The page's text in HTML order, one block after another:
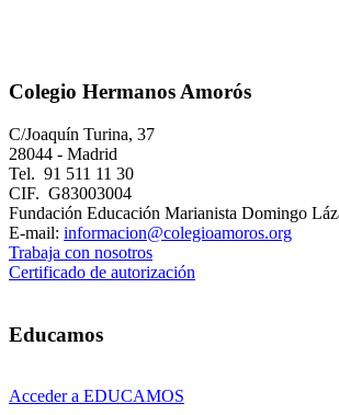
Colegio Hermanos Amorós
C/Joaquín Turina, 37
28044 - Madrid
Tel. 91 511 11 30
CIF. G83003004
Fundación Educación Marianista Domingo
E-mail: informacion@colegioamoros.org
Trabaja con nosotros
Certificado de autorización
Educamos
Acceder a EDUCAMOS